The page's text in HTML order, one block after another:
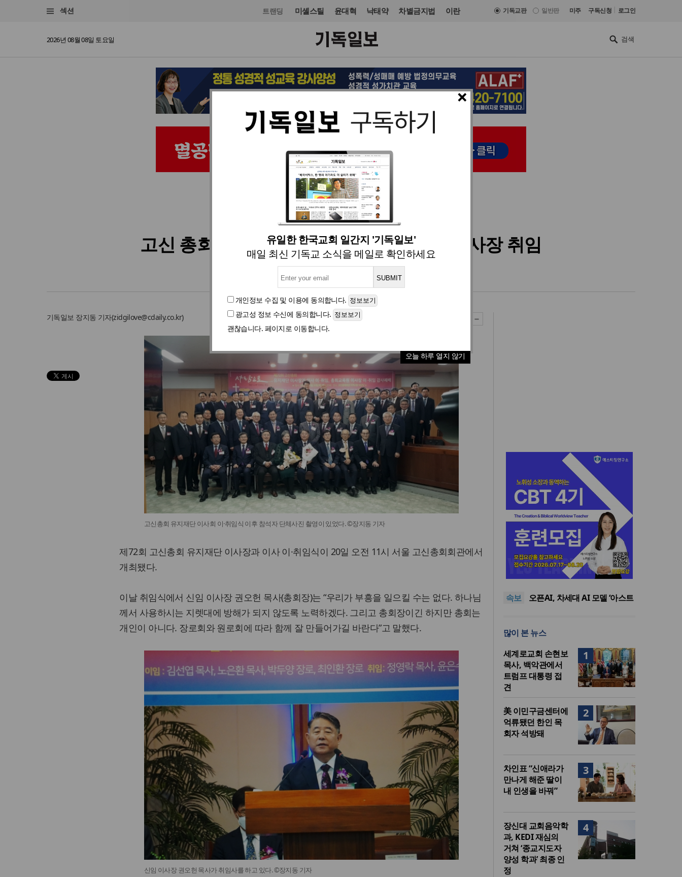
섹션 트랜딩 미셸스틸 윤대혁 낙태약 차별금지법 이란 기독교판 일반판 미주 구독신청 로그인
2026년 08월 08일 토요일
×
유일한 한국교회 일간지 '기독일보'
매일 최신 기독교 소식을 메일로 확인하세요
개인정보 수집 및 이용에 동의합니다.
광고성 정보 수신에 동의합니다.
괜찮습니다. 페이지로 이동합니다.
오늘 하루 열지 않기
교단/단체 입력 2022. 10. 20 17:24
고신 총회장 권오헌 목사, 교단 유지재단 이사장 취임
20일 총회회관서 이·취임식 열려
기독일보 장지동 기자(zidgilove@cdaily.co.kr)
고신총회 유지재단 이사회 이·취임식 이후 참석자 단체사진 촬영이 있었다. ©장지동 기자
제72회 고신총회 유지재단 이사장과 이사 이·취임식이 20일 오전 11시 서울 고신총회회관에서
개최됐다.
이날 취임식에서 신임 이사장 권오헌 목사(총회장)는 “우리가 부흥을 일으킬 수는 없다. 하나님
께서 사용하시는 지렛대에 방해가 되지 않도록 노력하겠다. 그리고 총회장이긴 하지만 총회는
개인이 아니다. 장로회와 원로회에 따라 함께 잘 만들어가길 바란다”고 말했다.
신임 이사장 권오헌 목사가 취임사를 하고 있다. ©장지동 기자
속보
세계로교회 손현보 목사, 백악
관에서 트럼프 대통령 접견
2026년 상반기 탈북민 입국 63
소
라’ 일부 활동 중단… “중대한 사
김병기 의원직 제명 요구 국민
위한 국가적 자산”
관에서 트럼프 대통령 접견
2026년 상반기 탈북민 입국 63
명… 전년 동기 대비 34.4% 감
소
많이 본 뉴스
1
세계로교회 손현보
목사, 백악관에서
트럼프 대통령 접
견
2
美 이민구금센터에
억류됐던 한인 목
회자 석방돼
3
차인표 “신애라가
만나게 해준 딸이
내 인생을 바꿔”
4
장신대 교회음악학
과, KEDI 재심의
거쳐 ‘종교지도자
양성 학과’ 최종 인
정